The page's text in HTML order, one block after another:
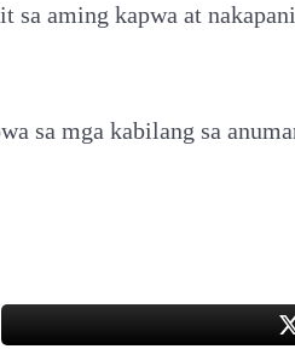
aming kapwa at
sa mga kabilang sa